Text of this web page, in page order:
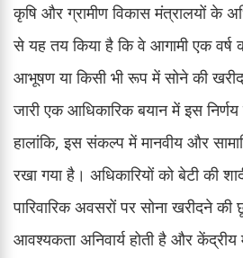
कृषि और ग्रामीण विकास मंत्रालयों के
से यह तय किया है कि वे आगामी एक
आभूषण या किसी भी रूप में सोने की
जारी एक आधिकारिक बयान में इस निर्णय
हालांकि, इस संकल्प में मानवीय और
रखा गया है। अधिकारियों को बेटी की
पारिवारिक अवसरों पर सोना खरीदने
आवश्यकता अनिवार्य होती है और केंद्रीय